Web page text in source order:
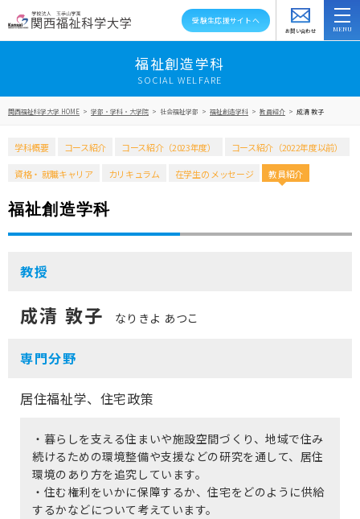
受験生応援サイトへ
お問い合わせ
アクセス
教員紹介
キャンパスライフ
高大連携・地域連携
入試情報
在学生の方へ
保護者の方へ
卒業生の方へ
企業の方へ
地域・一般の方へ
福祉創造学科
SOCIAL WELFARE
関西福祉科学大学 HOME > 学部・学科・大学院 > 社会福祉学部 > 福祉創造学科 > 教員紹介 > 成清 敦子
学科概要 コース紹介 コース紹介（2023年度） コース紹介（2022年度以前）
資格・ 就職キャリア カリキュラム 在学生の メッセージ 教員紹介
福祉創造学科
教授
成清 敦子 なりきよ あつこ
専門分野
居住福祉学、住宅政策
・暮らしを支える住まいや施設空間づくり、地域で住み
続けるための環境整備や支援などの研究を通して、居住
環境のあり方を追究しています。
・住む権利をいかに保障するか、住宅をどのように供給
するかなどについて考えています。